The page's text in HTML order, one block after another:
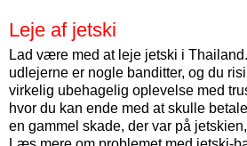
Leje af jetski
Lad være med at leje jetski i
udlejerne er nogle banditter, og du
virkelig ubehagelig oplevelse med
hvor du kan ende med at skulle
en gammel skade, der var på